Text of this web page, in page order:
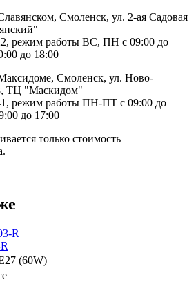
Смоленск, ул. 2-ая Садовая
режим работы ВС, ПН с 09:00 до
до 18:00
Смоленск, ул. Ново-
ТЦ "Маскидом"
режим работы ПН-ПТ с 09:00 до
до 17:00
только стоимость
(60W)